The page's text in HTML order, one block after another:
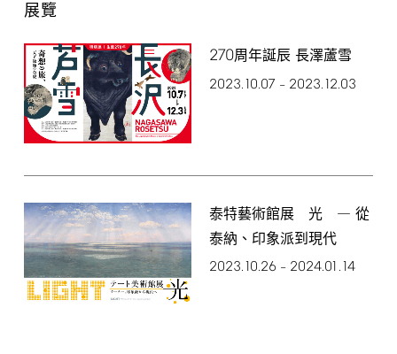
展覽
270周年誕辰 長澤蘆雪
2023.10.07 – 2023.12.03
泰特藝術館展 光 ― 從
泰納、印象派到現代
2023.10.26– 2024.01.14